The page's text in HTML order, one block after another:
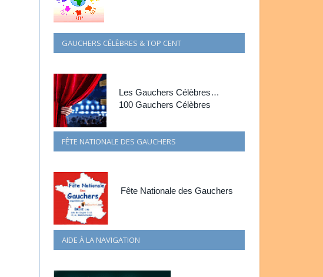
GAUCHERS CÉLÈBRES & TOP CENT
Les Gauchers Célèbres…
100 Gauchers Célèbres
FÊTE NATIONALE DES GAUCHERS
Fête Nationale des Gauchers
AIDE À LA NAVIGATION